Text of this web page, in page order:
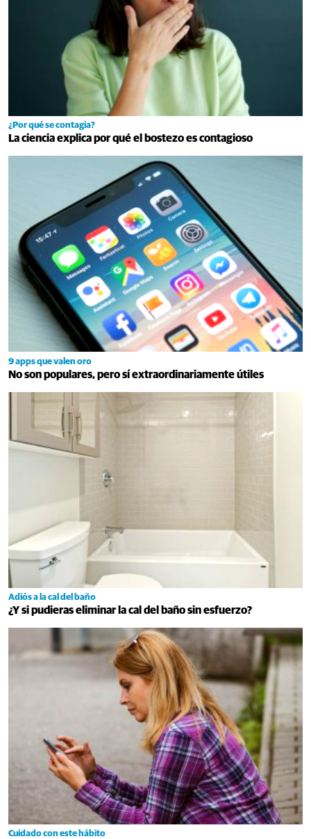
¿Por qué se contagia?
La ciencia explica por qué el bostezo es contagioso
9 apps que valen oro
No son populares, pero sí extraordinariamente útiles
Adiós a la cal del baño
¿Y si pudieras eliminar la cal del baño sin esfuerzo?
Cuidado con este hábito